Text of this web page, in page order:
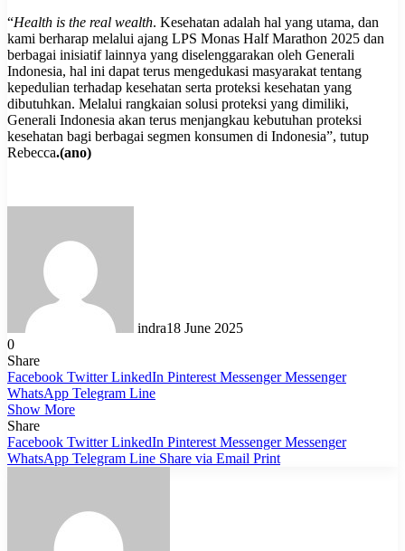
“Health is the real wealth. Kesehatan adalah hal yang utama, dan
kami berharap melalui ajang LPS Monas Half Marathon 2025 dan
berbagai inisiatif lainnya yang diselenggarakan oleh Generali
Indonesia, hal ini dapat terus mengedukasi masyarakat tentang
kepedulian terhadap kesehatan serta proteksi kesehatan yang
dibutuhkan. Melalui rangkaian solusi proteksi yang dimiliki,
Generali Indonesia akan terus menjangkau kebutuhan proteksi
kesehatan bagi berbagai segmen konsumen di Indonesia”, tutup
Rebecca.(ano)
indra18 June 2025
0
Share
Facebook Twitter LinkedIn Pinterest Messenger Messenger
WhatsApp Telegram Line
Show More
Share
Facebook Twitter LinkedIn Pinterest Messenger Messenger
WhatsApp Telegram Line Share via Email Print